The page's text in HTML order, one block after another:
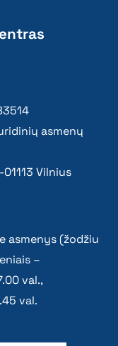
asmenų
Vilnius
asmenys (žodžiu
–
val.,
val.